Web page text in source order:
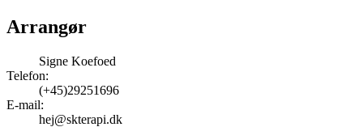
Arrangør
Signe Koefoed
Telefon:
(+45)29251696
E-mail:
hej@skterapi.dk